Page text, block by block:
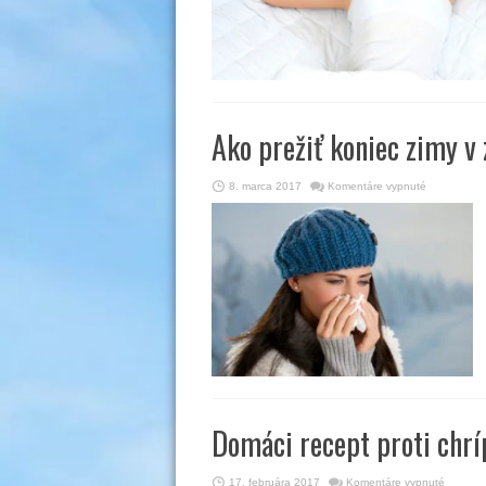
Ako prežiť koniec zimy
8. marca 2017 Komentáre vypnuténa
vám
Domáci recept proti
17. februára 2017 Komentáre vypnuténa